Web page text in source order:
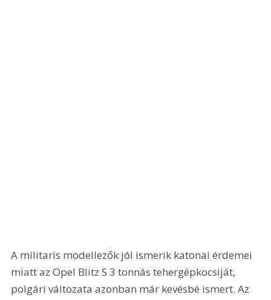
A militaris modellezők jól ismerik katonai érdemei
miatt az Opel Blitz S 3 tonnás tehergépkocsiját,
polgári változata azonban már kevésbé ismert. Az